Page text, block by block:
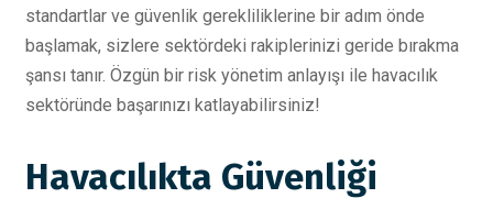
standartlar ve güvenlik gerekliliklerine bir adım önde
başlamak, sizlere sektördeki rakiplerinizi geride bırakma
şansı tanır. Özgün bir risk yönetim anlayışı ile havacılık
sektöründe başarınızı katlayabilirsiniz!
Havacılıkta Güvenliği